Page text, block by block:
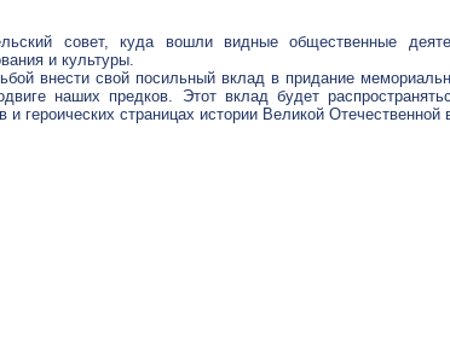
совет, куда вошли видные общественные
и культуры.
внести свой посильный вклад в придание
наших предков. Этот вклад будет
страницах истории Великой Отечественной